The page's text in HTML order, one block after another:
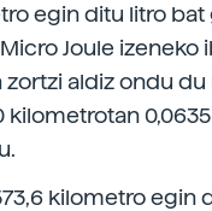
egin ditu litro bat
Joule izeneko
zortzi aldiz ondu du
kilometrotan
kilometro egin